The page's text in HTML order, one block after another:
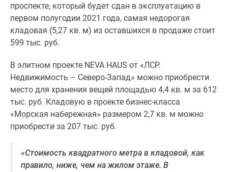
проспекте, который будет сдан в эксплуатацию в
первом полугодии 2021 года, самая недорогая
кладовая (5,27 кв. м) из оставшихся в продаже стоит
599 тыс. руб.
В элитном проекте NEVA HAUS от «ЛСР.
Недвижимость – Северо-Запад» можно приобрести
место для хранения вещей площадью 4,4 кв. м за 612
тыс. руб. Кладовую в проекте бизнес-класса
«Морская набережная» размером 2,7 кв. м можно
приобрести за 207 тыс. руб.
«Стоимость квадратного метра в кладовой, как
правило, ниже, чем на жилом этаже. В